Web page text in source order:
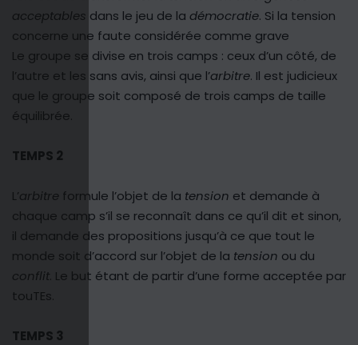
acceptables dans le jeu de la démocratie. Si la tension
concerne une faute considérée comme grave
Le groupe se divise en trois camps : ceux d’un côté, de
l’autre et les sans avis, ainsi que l’arbitre. Il est judicieux
que le groupe soit composé de trois camps de taille
équilibrée.
TEMPS 2
L’arbitre formule l’objet de la tension et demande à
chaque camp s’il se reconnaît dans ce qu’il dit et sinon,
il demande des propositions jusqu’à ce que tout le
monde soit d’accord sur l’objet de la tension ou du
conflit. Le but étant de partir d’une forme acceptée par
touTEs.
TEMPS 3